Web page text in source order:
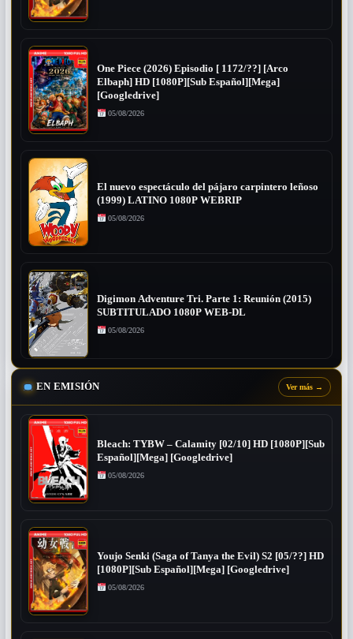
One Piece (2026) Episodio [ 1172/??] [Arco
Elbaph] HD [1080P][Sub Español][Mega]
[Googledrive]
05/08/2026
El nuevo espectáculo del pájaro carpintero leñoso
(1999) LATINO 1080P WEBRIP
05/08/2026
Digimon Adventure Tri. Parte 1: Reunión (2015)
SUBTITULADO 1080P WEB-DL
05/08/2026
EN EMISIÓN Ver más →
Bleach: TYBW – Calamity [02/10] HD [1080P][Sub
Español][Mega] [Googledrive]
05/08/2026
Youjo Senki (Saga of Tanya the Evil) S2 [05/??] HD
[1080P][Sub Español][Mega] [Googledrive]
05/08/2026